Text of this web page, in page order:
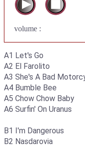
volume :
A1 Let's Go
A2 El Farolito
A3 She's A Bad
A4 Bumble Bee
A5 Chow Chow Baby
A6 Surfin' On Uranus
B1 I'm Dangerous
B2 Nasdarovia